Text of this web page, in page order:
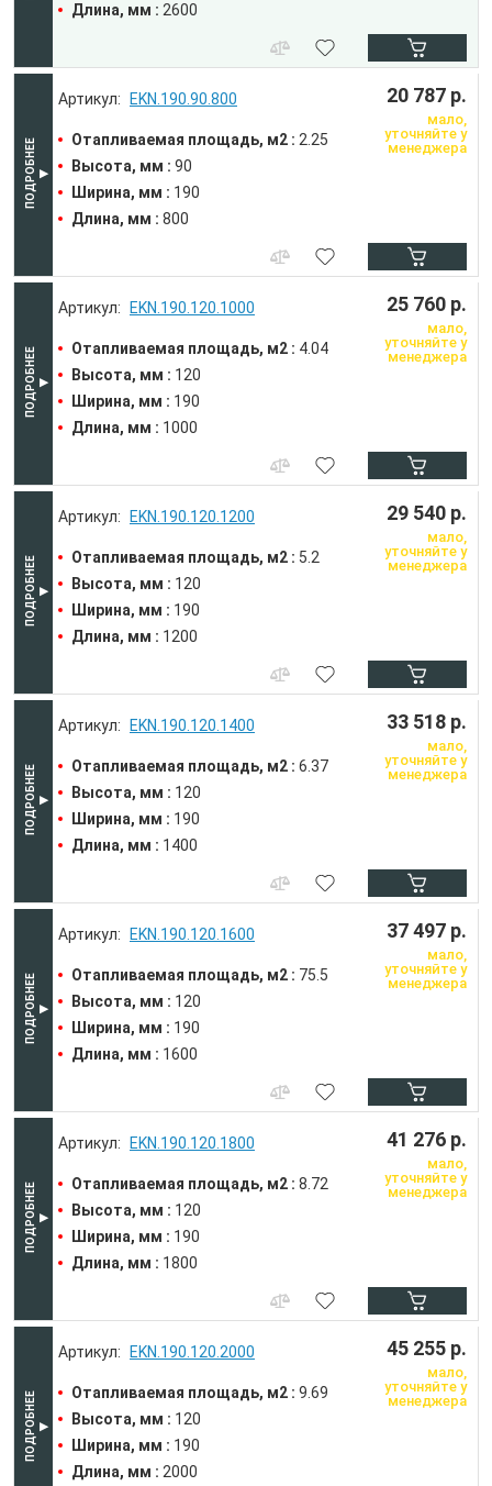
EKN.190.90.800
Отапливаемая площадь, м2 : 2.25
Высота, мм : 90
Ширина, мм : 190
Длина, мм : 800
20 787 р.
мало,
уточняйте у
менеджера
EKN.190.120.1000
Отапливаемая площадь, м2 : 4.04
Высота, мм : 120
Ширина, мм : 190
Длина, мм : 1000
25 760 р.
мало,
уточняйте у
менеджера
EKN.190.120.1200
Отапливаемая площадь, м2 : 5.2
Высота, мм : 120
Ширина, мм : 190
Длина, мм : 1200
29 540 р.
мало,
уточняйте у
менеджера
EKN.190.120.1400
Отапливаемая площадь, м2 : 6.37
Высота, мм : 120
Ширина, мм : 190
Длина, мм : 1400
33 518 р.
мало,
уточняйте у
менеджера
EKN.190.120.1600
Отапливаемая площадь, м2 : 75.5
Высота, мм : 120
Ширина, мм : 190
Длина, мм : 1600
37 497 р.
мало,
уточняйте у
менеджера
EKN.190.120.1800
Отапливаемая площадь, м2 : 8.72
Высота, мм : 120
Ширина, мм : 190
Длина, мм : 1800
41 276 р.
мало,
уточняйте у
менеджера
EKN.190.120.2000
Отапливаемая площадь, м2 : 9.69
Высота, мм : 120
Ширина, мм : 190
Длина, мм : 2000
45 255 р.
мало,
уточняйте у
менеджера
Длина, мм : 2600